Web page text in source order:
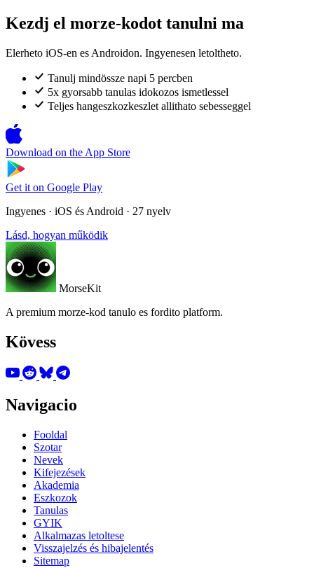
Kezdj el morze-kodot tanulni ma
Elerheto iOS-en es Androidon. Ingyenesen letoltheto.
Tanulj mindössze napi 5 percben
5x gyorsabb tanulas idokozos ismetlessel
Teljes hangeszkozkeszlet allithato sebesseggel
Download on the App Store
Get it on Google Play
Ingyenes · iOS és Android · 27 nyelv
Lásd, hogyan működik
MorseKit
A premium morze-kod tanulo es fordito platform.
Kövess
Navigacio
Fooldal
Szotar
Nevek
Kifejezések
Akademia
Eszkozok
Tanulas
GYIK
Alkalmazas letoltese
Visszajelzés és hibajelentés
Sitemap